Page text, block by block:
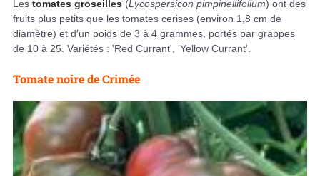
Les tomates groseilles (Lycospersicon pimpinellifolium) ont des
fruits plus petits que les tomates cerises (environ 1,8 cm de
diamètre) et d′un poids de 3 à 4 grammes, portés par grappes
de 10 à 25. Variétés : 'Red Currant', 'Yellow Currant'.
Tomate noire de Crimée